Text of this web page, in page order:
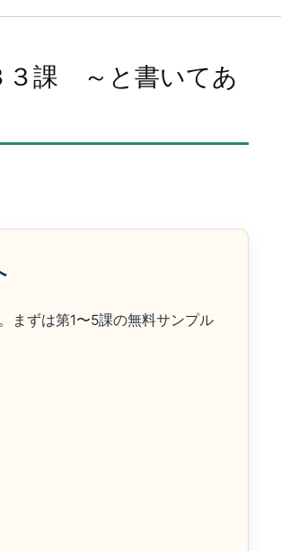
３課 ～と書いてあ
まずは第1〜5課の無料サンプル